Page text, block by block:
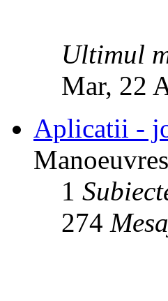
Ultimul
Mar, 22
Aplicatii -
1
274